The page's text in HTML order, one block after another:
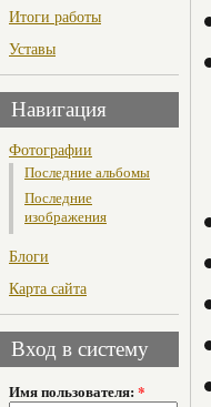
Итоги работы
Уставы
Навигация
Фотографии
Последние альбомы
Последние
изображения
Блоги
Карта сайта
Вход в систему
Имя пользователя: *